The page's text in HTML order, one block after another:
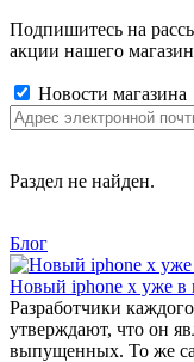
Подпишитесь на
акции нашего
Новости магазина
Раздел не найден.
Блог
Новый iphone x уже в
Разработчики
утверждают, что он
выпущенных. То же